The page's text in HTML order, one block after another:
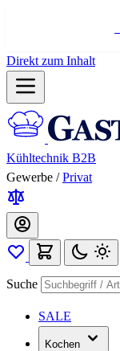
Direkt zum Inhalt
Kühltechnik B2B
Gewerbe / Privat
Suche
SALE
Kochen